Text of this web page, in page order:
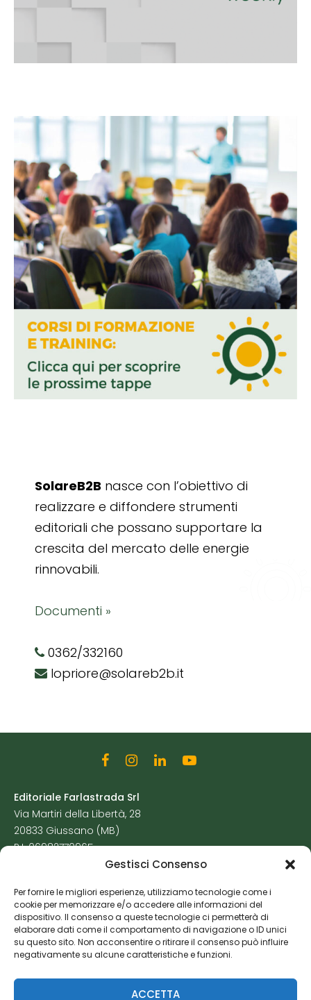
Gestisci Consenso
Per fornire le migliori esperienze, utilizziamo tecnologie come i
cookie per memorizzare e/o accedere alle informazioni del
dispositivo. Il consenso a queste tecnologie ci permetterà di
elaborare dati come il comportamento di navigazione o ID unici
su questo sito. Non acconsentire o ritirare il consenso può influire
negativamente su alcune caratteristiche e funzioni.
ACCETTA
SolareB2B nasce con l’obiettivo di
realizzare e diffondere strumenti
editoriali che possano supportare la
crescita del mercato delle energie
rinnovabili.
Documenti »
0362/332160
lopriore@solareb2b.it
Editoriale Farlastrada Srl
Via Martiri della Libertà, 28
20833 Giussano (MB)
P.I. 06982770965
Cookie Policy
Risorse Aggiuntive